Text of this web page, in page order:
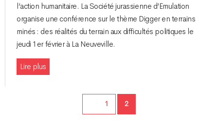
l’action humanitaire. La Société jurassienne d’Emulation
organise une conférence sur le thème Digger en terrains
minés : des réalités du terrain aux difficultés politiques le
jeudi 1er février à La Neuveville.
Lire plus
Page1 Page
2